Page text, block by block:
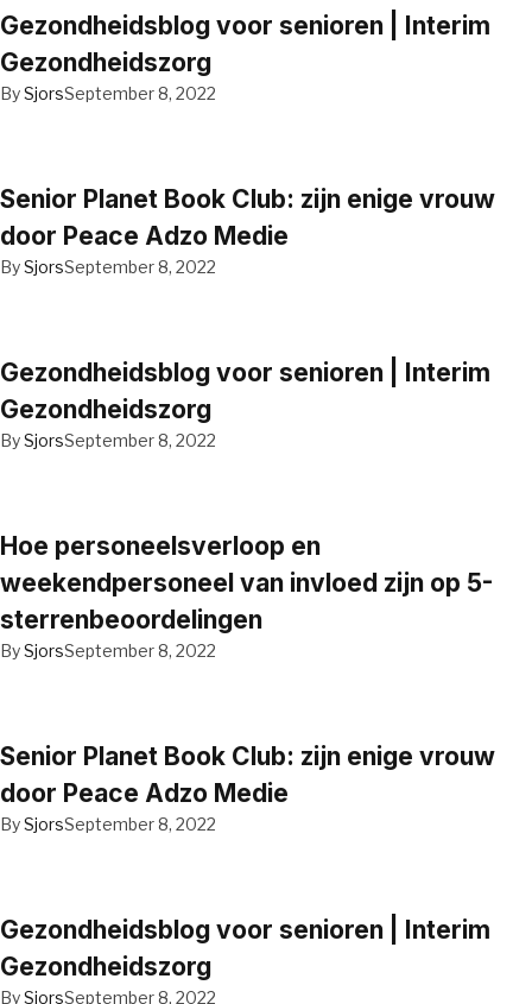
Gezondheidsblog voor senioren | Interim
Gezondheidszorg
BySjorsSeptember 8, 2022
Senior Planet Book Club: zijn enige vrouw
door Peace Adzo Medie
BySjorsSeptember 8, 2022
Gezondheidsblog voor senioren | Interim
Gezondheidszorg
BySjorsSeptember 8, 2022
Hoe personeelsverloop en
weekendpersoneel van invloed zijn op 5-
sterrenbeoordelingen
BySjorsSeptember 8, 2022
Senior Planet Book Club: zijn enige vrouw
door Peace Adzo Medie
BySjorsSeptember 8, 2022
Gezondheidsblog voor senioren | Interim
Gezondheidszorg
BySjorsSeptember 8, 2022